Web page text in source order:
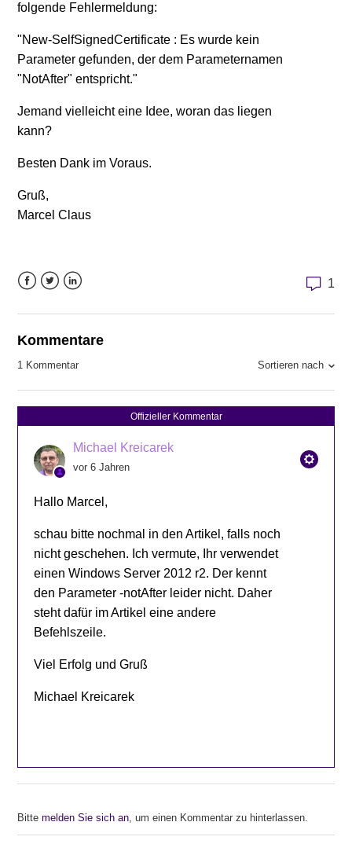
folgende Fehlermeldung:
"New-SelfSignedCertificate : Es wurde kein
Parameter gefunden, der dem Parameternamen
"NotAfter" entspricht."
Jemand vielleicht eine Idee, woran das liegen
kann?
Besten Dank im Voraus.
Gruß,
Marcel Claus
1
Kommentare
1 Kommentar Sortieren nach
Offizieller Kommentar
Michael Kreicarek
vor 6 Jahren
Hallo Marcel,
schau bitte nochmal in den Artikel, falls noch
nicht geschehen. Ich vermute, Ihr verwendet
einen Windows Server 2012 r2. Der kennt
den Parameter -notAfter leider nicht. Daher
steht dafür im Artikel eine andere
Befehlszeile.
Viel Erfolg und Gruß
Michael Kreicarek
Bittemelden Sie sich an, um einen Kommentar zu hinterlassen.